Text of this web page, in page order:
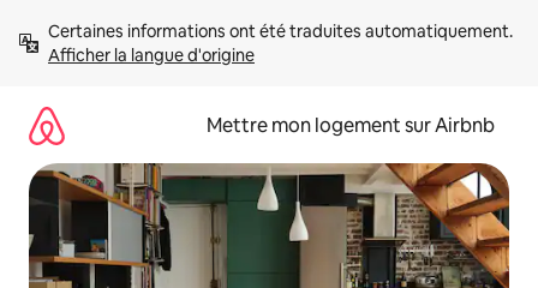
directement
Afficher la langue d'origine
Mettre mon logement sur Airbnb